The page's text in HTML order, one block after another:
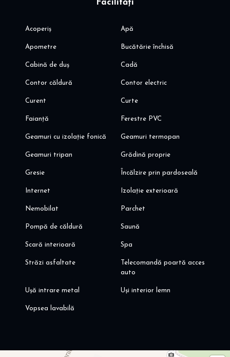
Va invit sa programati o vizionare!
Pentru mai multe oferte, va invit aici: dinoiuimobiliare.ro
Facilități
Acoperiș Apă
Apometre Bucătărie închisă
Cabină de duș Cadă
Contor căldură Contor electric
Curent Curte
Faianță Ferestre PVC
Geamuri cu izolație fonică Geamuri termopan
Geamuri tripan Grădină proprie
Gresie Încălzire prin pardoseală
Internet Izolație exterioară
Nemobilat Parchet
Pompă de căldură Saună
Scară interioară Spa
Străzi asfaltate
Telecomandă poartă acces
auto
Ușă intrare metal Uși interior lemn
Vopsea lavabilă